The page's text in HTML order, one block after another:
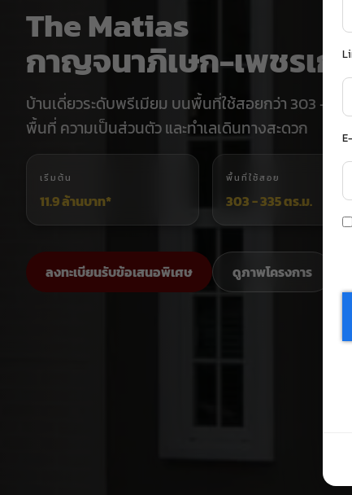
The Matias
กาญจนาภิเษก-เพชรเกษ
บ้านเดี่ยวระดับพรีเมียม บนพื้นที่ใช้สอยกว่า 303 -
พื้นที่ ความเป็นส่วนตัว และทำเลเดินทางสะดวก
เริ่มต้น
11.9 ล้านบาท*
พื้นที่ใช้สอย
303 - 335 ตร.ม.
ลงทะเบียนรับข้อเสนอพิเศษ ดูภาพโครงการ